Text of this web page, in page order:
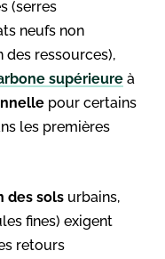
(serres
neufs non
ressources),
supérieure à
pour certains
les premières
des sols urbains,
fines) exigent
retours